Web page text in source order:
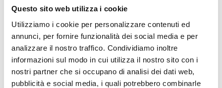
Questo sito web utilizza i cookie
Utilizziamo i cookie per personalizzare contenuti ed
annunci, per fornire funzionalità dei social media e per
analizzare il nostro traffico. Condividiamo inoltre
informazioni sul modo in cui utilizza il nostro sito con i
nostri partner che si occupano di analisi dei dati web,
pubblicità e social media, i quali potrebbero combinarle